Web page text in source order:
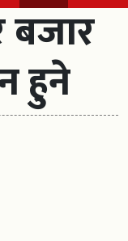
हुने